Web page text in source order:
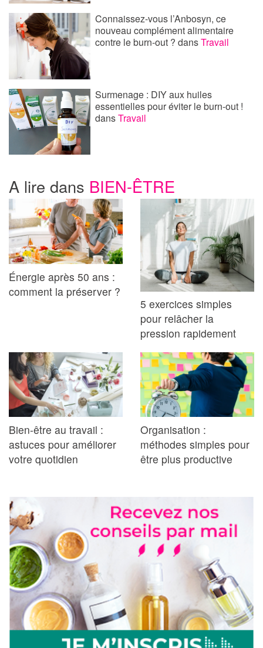
Connaissez-vous l’Anbosyn, ce
nouveau complément alimentaire
contre le burn-out ?dansTravail
Surmenage : DIY aux huiles
essentielles pour éviter le burn-out !
dansTravail
A lire dans BIEN-ÊTRE
Énergie après 50 ans :
comment la préserver ?
5 exercices simples
pour relâcher la
pression rapidement
Bien-être au travail :
astuces pour améliorer
votre quotidien
Organisation :
méthodes simples pour
être plus productive